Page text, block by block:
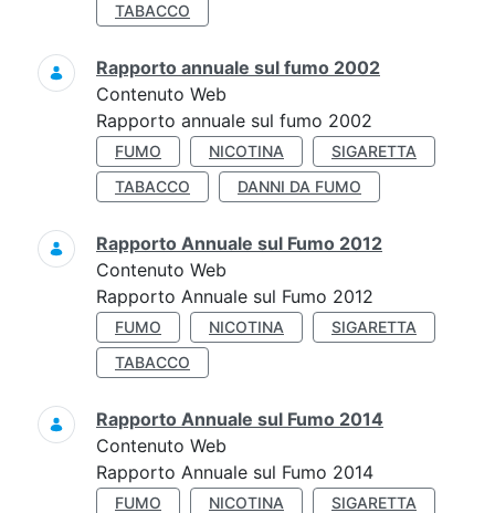
TABACCO
Rapporto annuale sul fumo 2002
Contenuto Web
Rapporto annuale sul fumo 2002
FUMO NICOTINA
SIGARETTA
TABACCO
DANNI DA FUMO
Rapporto Annuale sul Fumo 2012
Contenuto Web
Rapporto Annuale sul Fumo 2012
FUMO NICOTINA
SIGARETTA
TABACCO
Rapporto Annuale sul Fumo 2014
Contenuto Web
Rapporto Annuale sul Fumo 2014
FUMO NICOTINA SIGARETTA